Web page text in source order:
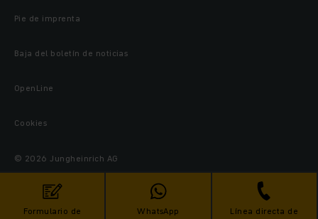
Formulario de
WhatsApp
Línea directa de
Pie de imprenta
Baja del boletín de noticias
OpenLine
Cookies
© 2026 Jungheinrich AG